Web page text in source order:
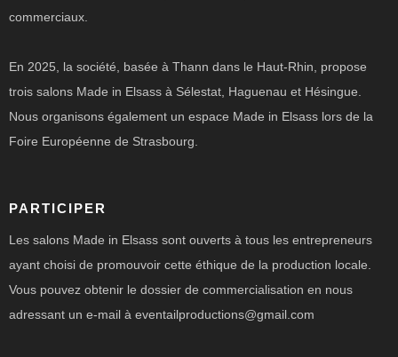
commerciaux.
En 2025, la société, basée à Thann dans le Haut-Rhin, propose
trois salons Made in Elsass à Sélestat, Haguenau et Hésingue.
Nous organisons également un espace Made in Elsass lors de la
Foire Européenne de Strasbourg.
PARTICIPER
Les salons Made in Elsass sont ouverts à tous les entrepreneurs
ayant choisi de promouvoir cette éthique de la production locale.
Vous pouvez obtenir le dossier de commercialisation en nous
adressant un e-mail à eventailproductions@gmail.com